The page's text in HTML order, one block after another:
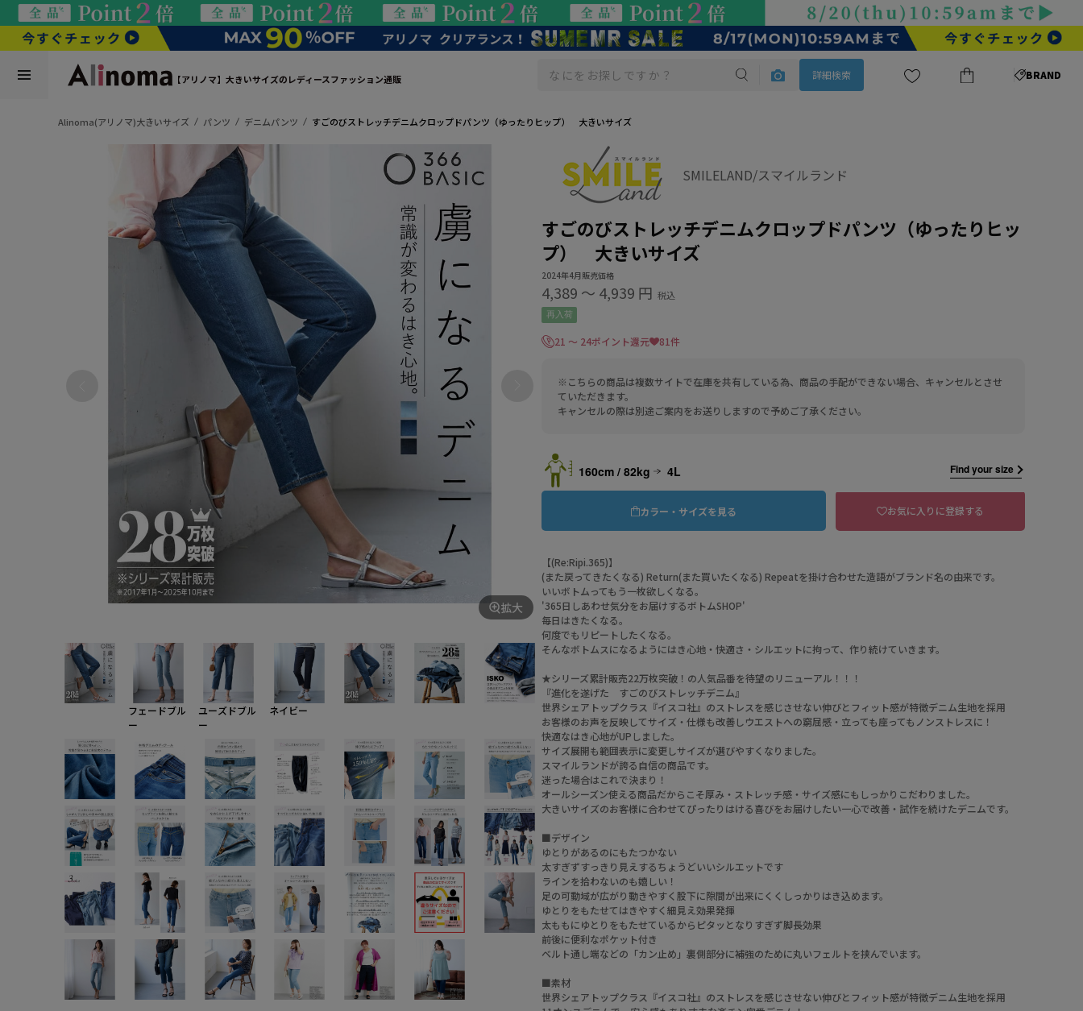
【アリノマ】大きいサイズのレディースファッション通販 詳細検索 BRAND
Alinoma(アリノマ)大きいサイズ パンツ デニムパンツ すごのびストレッチデニムクロップドパンツ（ゆったりヒップ） 大きいサイズ
拡大
フェードブル
ー
ユーズドブル
ー
ネイビー
SMILELAND/スマイルランド
すごのびストレッチデニムクロップドパンツ（ゆったりヒッ
プ） 大きいサイズ
2024年4月販売価格
4,389 〜 4,939 円 税込
再入荷
21 ～ 24ポイント還元 81件
※こちらの商品は複数サイトで在庫を共有している為、商品の手配ができない場合、キャンセルとさせ
ていただきます。
キャンセルの際は別途ご案内をお送りしますので予めご了承ください。
160cm / 82kg 4L Find your size
カラー・サイズを見る お気に入りに登録する
【(Re:Ripi.365)】
(また戻ってきたくなる) Return(また買いたくなる) Repeatを掛け合わせた造語がブランド名の由来です。
いいボトムってもう一枚欲しくなる。
'365日しあわせ気分をお届けするボトムSHOP'
毎日はきたくなる。
何度でもリピートしたくなる。
そんなボトムスになるようにはき心地・快適さ・シルエットに拘って、作り続けていきます。
★シリーズ累計販売22万枚突破！の人気品番を待望のリニューアル！！！
『進化を遂げた すごのびストレッチデニム』
世界シェアトップクラス『イスコ社』のストレスを感じさせない伸びとフィット感が特徴デニム生地を採用
お客様のお声を反映してサイズ・仕様も改善しウエストへの窮屈感・立っても座ってもノンストレスに！
快適なはき心地がUPしました。
サイズ展開も範囲表示に変更しサイズが選びやすくなりました。
スマイルランドが誇る自信の商品です。
迷った場合はこれで決まり！
オールシーズン使える商品だからこそ厚み・ストレッチ感・サイズ感にもしっかりこだわりました。
大きいサイズのお客様に合わせてぴったりはける喜びをお届けしたい一心で改善・試作を続けたデニムです。
■デザイン
ゆとりがあるのにもたつかない
太すぎずすっきり見えするちょうどいいシルエットです
ラインを拾わないのも嬉しい！
足の可動域が広がり動きやすく股下に隙間が出来にくくしっかりはき込めます。
ゆとりをもたせてはきやすく細見え効果発揮
太ももにゆとりをもたせているからピタッとなりすぎず脚長効果
前後に便利なポケット付き
ベルト通し端などの「カン止め」裏側部分に補強のために丸いフェルトを挟んでいます。
■素材
世界シェアトップクラス『イスコ社』のストレスを感じさせない伸びとフィット感が特徴デニム生地を採用